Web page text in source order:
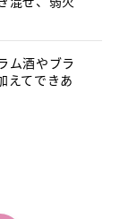
ム酒やブラ
えてできあ